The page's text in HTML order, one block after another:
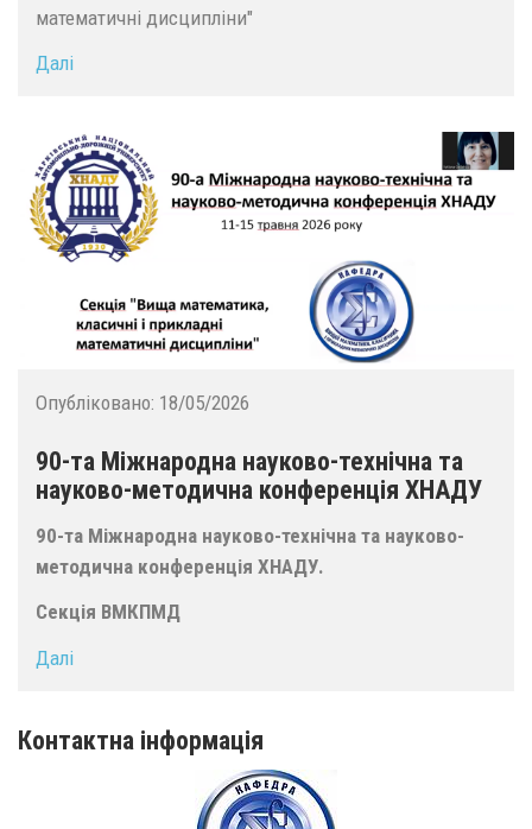
математичні дисципліни"
Далі
Опубліковано: 18/05/2026
90-та Міжнародна науково-технічна та
науково-методична конференція ХНАДУ
90-та Міжнародна науково-технічна та науково-
методична конференція ХНАДУ.
Секція ВМКПМД
Далі
Контактна інформація